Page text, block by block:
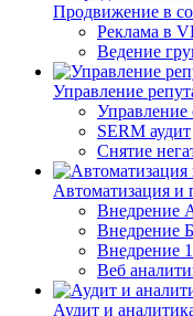
Продвижение в
Реклама в
Ведение
Управление
SERM аудит
Снятие
Автоматизация и
Внедрение
Внедрение
Внедрение
Веб
Аудит и